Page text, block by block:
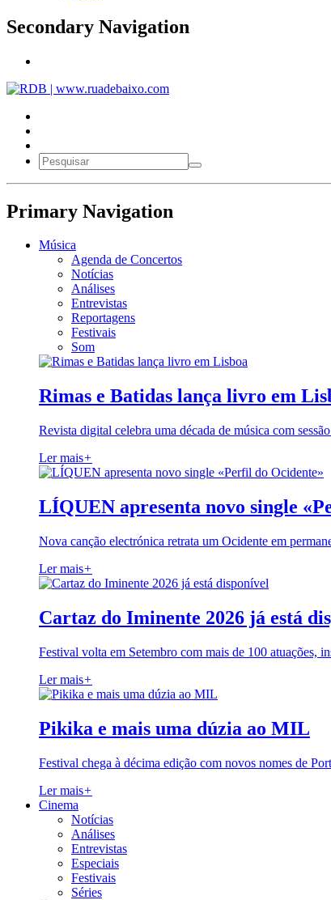
Secondary Navigation
Primary Navigation
Música
Agenda de Concertos
Notícias
Análises
Entrevistas
Reportagens
Festivais
Som
Rimas e Batidas lança livro em
Revista digital celebra uma década de música com
Ler mais+
LÍQUEN apresenta novo single
Nova canção electrónica retrata um Ocidente em
Ler mais+
Cartaz do Iminente 2026 já está
Festival volta em Setembro com mais de 100 atuações,
Ler mais+
Pikika e mais uma dúzia ao MIL
Festival chega à décima edição com novos nomes de
Ler mais+
Cinema
Notícias
Análises
Entrevistas
Especiais
Festivais
Séries